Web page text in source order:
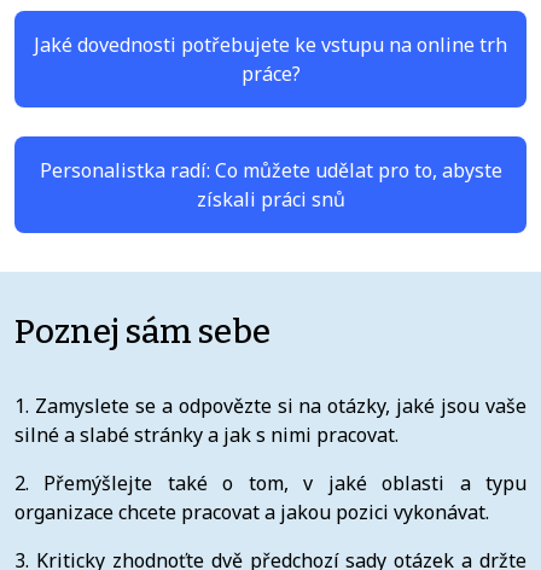
Jaké dovednosti potřebujete ke vstupu na online trh
práce?
Personalistka radí: Co můžete udělat pro to, abyste
získali práci snů
Poznej sám sebe
1. Zamyslete se a odpovězte si na otázky, jaké jsou vaše
silné a slabé stránky a jak s nimi pracovat.
2. Přemýšlejte také o tom, v jaké oblasti a typu
organizace chcete pracovat a jakou pozici vykonávat.
3. Kriticky zhodnoťte dvě předchozí sady otázek a držte